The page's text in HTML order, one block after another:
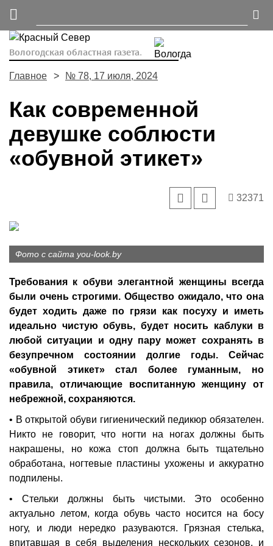
Вологодская областная газета.
Главное № 78, 17 июля, 2024
Как современной
девушке соблюсти
«обувной этикет»
32371
Фото с сайта you-look.by
Требования к обуви элегантной женщины всегда
были очень строгими. Общество ожидало, что она
будет ходить даже по грязи как посуху и иметь
идеально чистую обувь, будет носить каблуки в
любой ситуации и одну пару может сохранять в
безупречном состоянии долгие годы. Сейчас
«обувной этикет» стал более гуманным, но
правила, отличающие воспитанную женщину от
небрежной, сохраняются.
• В открытой обуви гигиенический педикюр обязателен.
Никто не говорит, что ногти на ногах должны быть
накрашены, но кожа стоп должна быть тщательно
обработана, ногтевые пластины ухожены и аккуратно
подпилены.
• Стельки должны быть чистыми. Это особенно
актуально летом, когда обувь часто носится на босу
ногу, и люди нередко разуваются. Грязная стелька,
впитавшая в себя выделения нескольких сезонов, и